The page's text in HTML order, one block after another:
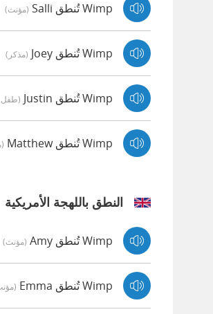
Wimp تُنطق Salli (مؤنث)
Wimp تُنطق Joey (مذكر)
Wimp تُنطق Justin
Wimp تُنطق Matthew
النطق باللهجة الأمريكية
Wimp تُنطق Amy (مؤنث)
Wimp تُنطق Emma